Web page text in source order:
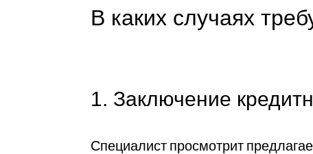
В каких случаях
1. Заключение
Специалист просмотрит